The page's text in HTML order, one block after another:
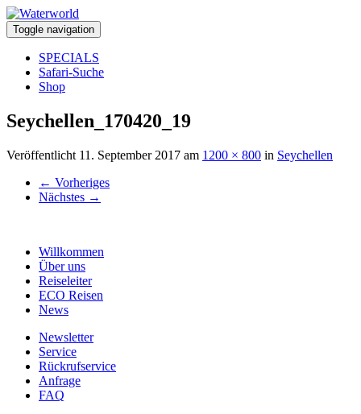
Toggle navigation
SPECIALS
Safari-Suche
Shop
Seychellen_170420_19
Veröffentlicht 11. September 2017 am 1200 × 800 in Seychellen
← Vorheriges
Nächstes →
Willkommen
Über uns
Reiseleiter
ECO Reisen
News
Newsletter
Service
Rückrufservice
Anfrage
FAQ